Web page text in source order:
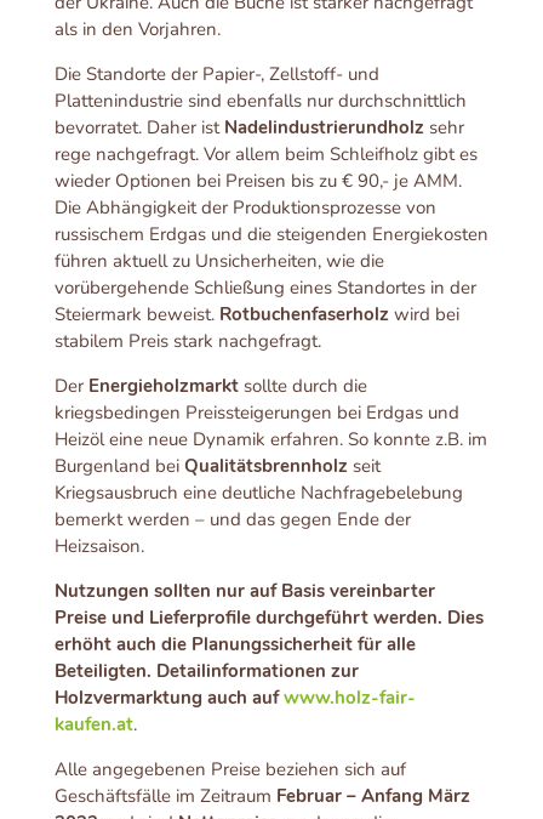
als in den Vorjahren.
Die Standorte der Papier-, Zellstoff- und
Plattenindustrie sind ebenfalls nur durchschnittlich
bevorratet. Daher ist Nadelindustrierundholzsehr
rege nachgefragt. Vor allem beim Schleifholz gibt es
wieder Optionen bei Preisen bis zu € 90,- je AMM.
Die Abhängigkeit der Produktionsprozesse von
russischem Erdgas und die steigenden Energiekosten
führen aktuell zu Unsicherheiten, wie die
vorübergehende Schließung eines Standortes in der
Steiermark beweist. Rotbuchenfaserholzwird bei
stabilem Preis stark nachgefragt.
Der Energieholzmarktsollte durch die
kriegsbedingen Preissteigerungen bei Erdgas und
Heizöl eine neue Dynamik erfahren. So konnte z.B. im
Burgenland bei Qualitätsbrennholzseit
Kriegsausbruch eine deutliche Nachfragebelebung
bemerkt werden – und das gegen Ende der
Heizsaison.
Nutzungen sollten nur auf Basis vereinbarter
Preise und Lieferprofile durchgeführt werden. Dies
erhöht auch die Planungssicherheit für alle
Beteiligten. Detailinformationen zur
Holzvermarktung auch aufwww.holz-fair-
kaufen.at.
Alle angegebenen Preise beziehen sich auf
Geschäftsfälle im Zeitraum Februar – Anfang März